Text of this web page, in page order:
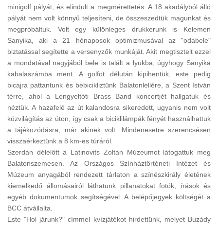
minigolf pályát, és elindult a megmérettetés. A 18 akadályból álló
pályát nem volt könnyű teljesíteni, de összeszedtük magunkat és
megpróbáltuk. Volt egy különleges drukkerunk is Kelemen
Sanyika, aki a 21 hónaposok optimizmusával az "odabele"
biztatással segítette a versenyzők munkáját. Akit megtisztelt ezzel
a mondatával nagyjából bele is talált a lyukba, úgyhogy Sanyika
kabalaszámba ment. A golfot délután kipihentük, este pedig
bicajra pattantunk és bebicikliztünk Balatonlellére, a Szent István
térre, ahol a Lengyeltóti Brass Band koncertjét hallgatuk és
néztük. A hazafelé az út kalandosra sikeredett, ugyanis nem volt
közvilágítás az úton, így csak a biciklilámpák fényét használhattuk
a tájékozódásra, már akinek volt. Mindenesetre szerencsésen
visszaérkeztünk a 8 km-es túráról.
Szerdán délelőtt a Latinovits Zoltán Múzeumot látogattuk meg
Balatonszemesen. Az Országos Színháztörténeti Intézet és
Múzeum anyagából rendezett tárlaton a színészkirály életének
kiemelkedő állomásairól láthatunk pillanatokat fotók, írások és
egyéb dokumentumok segítségével. A belépőjegyek költségét a
BCC átvállalta.
Este "Hol járunk?" címmel kvízjátékot hirdettünk, melyet Buzády